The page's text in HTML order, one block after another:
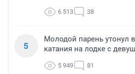
6 513 38
5
Молодой парень утонул
катания на лодке с
5 949 81